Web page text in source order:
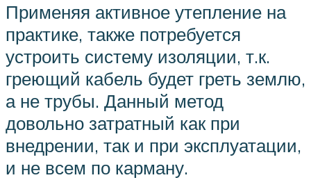
Применяя активное утепление на
практике, также потребуется
устроить систему изоляции, т.к.
греющий кабель будет греть землю,
а не трубы. Данный метод
довольно затратный как при
внедрении, так и при эксплуатации,
и не всем по карману.